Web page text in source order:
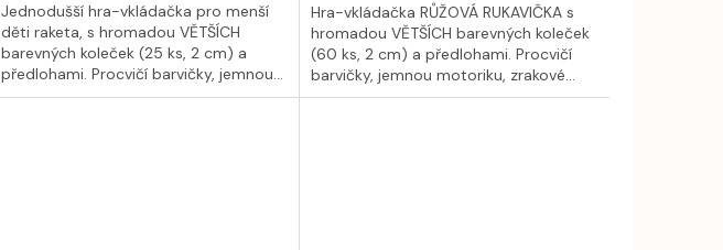
Jednodušší hra-vkládačka pro menší
děti raketa, s hromadou VĚTŠÍCH
barevných koleček (25 ks, 2 cm) a
předlohami. Procvičí barvičky, jemnou...
Hra-vkládačka RŮŽOVÁ RUKAVIČKA s
hromadou VĚTŠÍCH barevných koleček
(60 ks, 2 cm) a předlohami. Procvičí
barvičky, jemnou motoriku, zrakové...